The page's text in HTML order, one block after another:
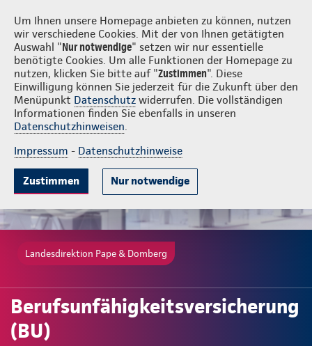
Um Ihnen unsere Homepage anbieten zu können, nutzen
wir verschiedene Cookies. Mit der von Ihnen getätigten
Auswahl "Nur notwendige" setzen wir nur essentielle
benötigte Cookies. Um alle Funktionen der Homepage zu
nutzen, klicken Sie bitte auf "Zustimmen". Diese
Einwilligung können Sie jederzeit für die Zukunft über den
Menüpunkt Datenschutz widerrufen. Die vollständigen
Informationen finden Sie ebenfalls in unseren
Datenschutzhinweisen.
Impressum - Datenschutzhinweise
Zustimmen Nur notwendige
Pape & Domberg Login
Gute Gründe Tarife & Leistungen Wissenswertes Beratung &
Landesdirektion Pape & Domberg
Berufsunfähigkeitsversicherung
(BU)